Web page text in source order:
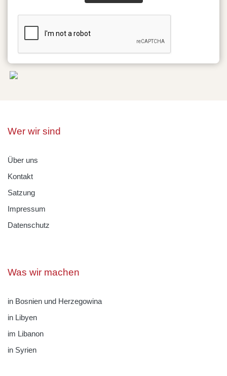
Wer wir sind
Über uns
Kontakt
Satzung
Impressum
Datenschutz
Was wir machen
in Bosnien und Herzegowina
in Libyen
im Libanon
in Syrien